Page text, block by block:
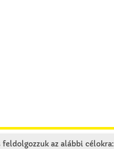
az alábbi célokra: